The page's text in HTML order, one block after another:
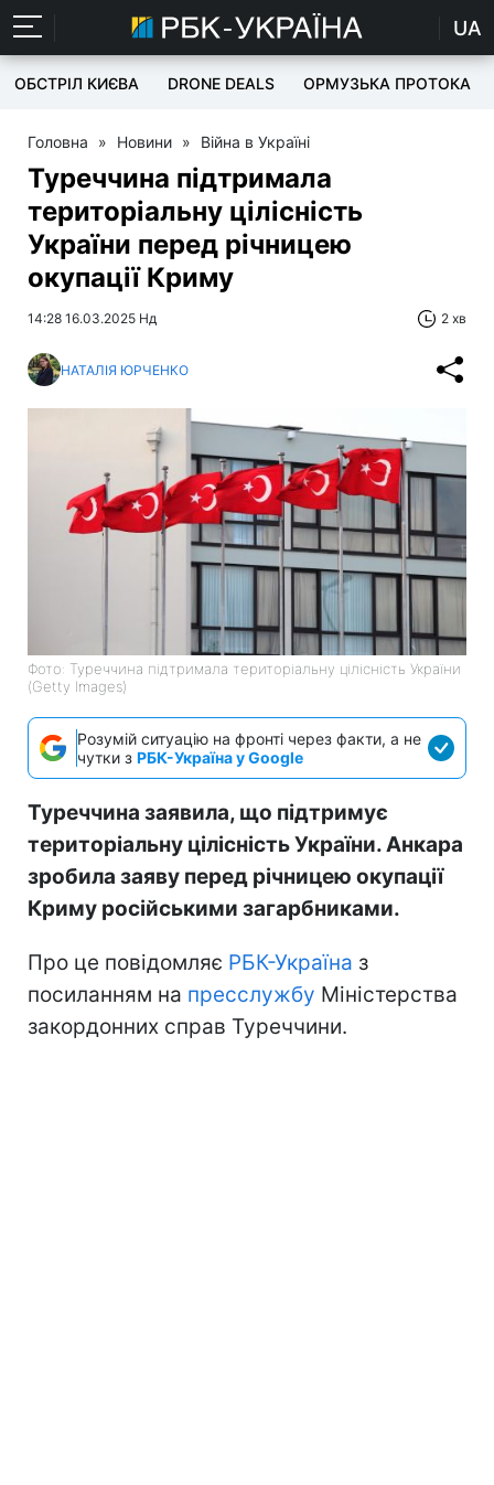
UA
ОБСТРІЛ КИЄВА DRONE DEALS ОРМУЗЬКА ПРОТОКА
Головна » Новини » Війна в Україні
Туреччина підтримала
територіальну цілісність
України перед річницею
окупації Криму
14:28 16.03.2025 Нд 2 хв
НАТАЛІЯ ЮРЧЕНКО
Фото: Туреччина підтримала територіальну цілісність України
(Getty Images)
Розумій ситуацію на фронті через факти, а не
чутки з РБК-Україна у Google
Туреччина заявила, що підтримує
територіальну цілісність України. Анкара
зробила заяву перед річницею окупації
Криму російськими загарбниками.
Про це повідомляє РБК-Україна з
посиланням на пресслужбу Міністерства
закордонних справ Туреччини.